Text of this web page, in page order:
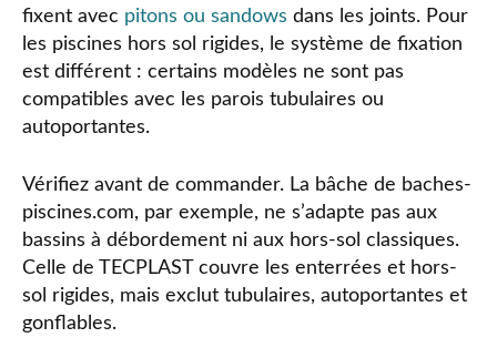
fixent avec pitons ou sandows dans les joints. Pour
les piscines hors sol rigides, le système de fixation
est différent : certains modèles ne sont pas
compatibles avec les parois tubulaires ou
autoportantes.
Vérifiez avant de commander. La bâche de baches-
piscines.com, par exemple, ne s’adapte pas aux
bassins à débordement ni aux hors-sol classiques.
Celle de TECPLAST couvre les enterrées et hors-
sol rigides, mais exclut tubulaires, autoportantes et
gonflables.